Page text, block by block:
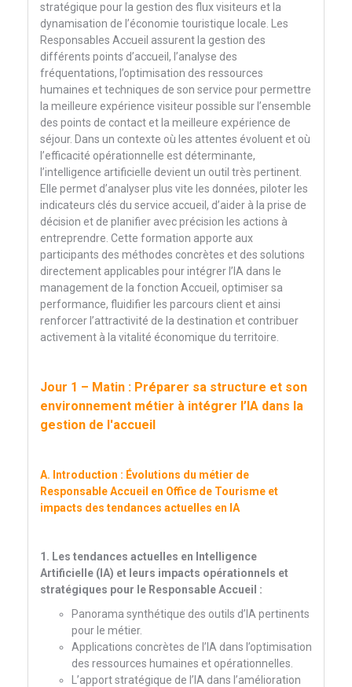
stratégique pour la gestion des flux visiteurs et la
dynamisation de l’économie touristique locale. Les
Responsables Accueil assurent la gestion des
différents points d’accueil, l’analyse des
fréquentations, l’optimisation des ressources
humaines et techniques de son service pour permettre
la meilleure expérience visiteur possible sur l’ensemble
des points de contact et la meilleure expérience de
séjour. Dans un contexte où les attentes évoluent et où
l’efficacité opérationnelle est déterminante,
l’intelligence artificielle devient un outil très pertinent.
Elle permet d’analyser plus vite les données, piloter les
indicateurs clés du service accueil, d’aider à la prise de
décision et de planifier avec précision les actions à
entreprendre. Cette formation apporte aux
participants des méthodes concrètes et des solutions
directement applicables pour intégrer l’IA dans le
management de la fonction Accueil, optimiser sa
performance, fluidifier les parcours client et ainsi
renforcer l’attractivité de la destination et contribuer
activement à la vitalité économique du territoire.
Jour 1 – Matin : Préparer sa structure et son
environnement métier à intégrer l’IA dans la
gestion de l'accueil
A. Introduction : Évolutions du métier de
Responsable Accueil en Office de Tourisme et
impacts des tendances actuelles en IA
1. Les tendances actuelles en Intelligence
Artificielle (IA) et leurs impacts opérationnels et
stratégiques pour le Responsable Accueil :
Panorama synthétique des outils d’IA pertinents
pour le métier.
Applications concrètes de l’IA dans l’optimisation
des ressources humaines et opérationnelles.
L’apport stratégique de l’IA dans l’amélioration